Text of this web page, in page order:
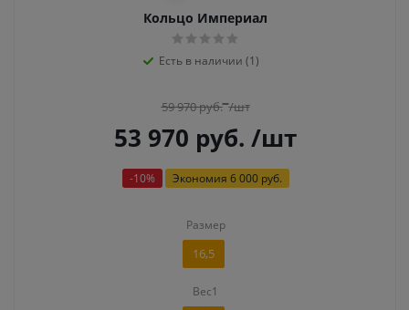
Кольцо Империал
Есть в наличии (1)
59 970руб. /шт
53 970 руб. /шт
-10% Экономия 6 000 руб.
Размер
16,5
Вес1